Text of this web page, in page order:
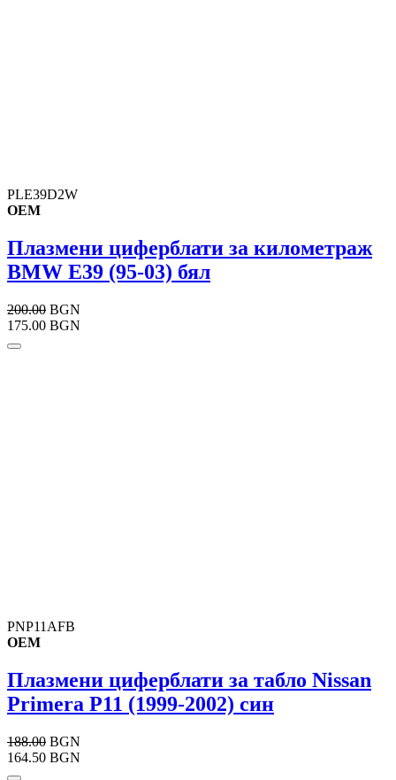
PLE39D2W
OEM
Плазмени циферблати за километраж
BMW E39 (95-03) бял
200.00 BGN
175.00 BGN
PNP11AFB
OEM
Плазмени циферблати за табло Nissan
Primera P11 (1999-2002) син
188.00 BGN
164.50 BGN